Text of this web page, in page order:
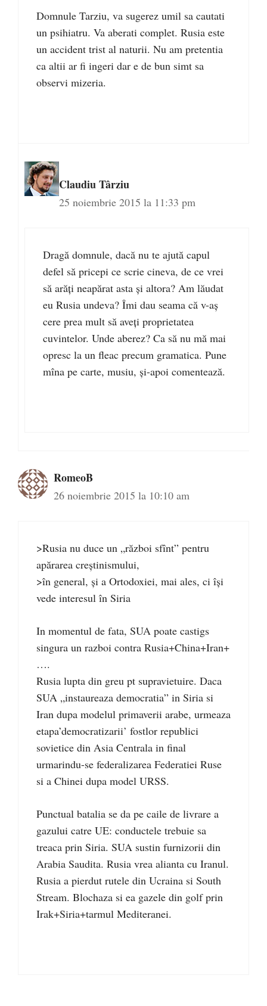
Domnule Tarziu, va sugerez umil sa cautati
un psihiatru. Va aberati complet. Rusia este
un accident trist al naturii. Nu am pretentia
ca altii ar fi ingeri dar e de bun simt sa
observi mizeria.
Claudiu Târziu
25 noiembrie 2015 la 11:33 pm
Dragă domnule, dacă nu te ajută capul
defel să pricepi ce scrie cineva, de ce vrei
să arăţi neapărat asta şi altora? Am lăudat
eu Rusia undeva? Îmi dau seama că v-aş
cere prea mult să aveţi proprietatea
cuvintelor. Unde aberez? Ca să nu mă mai
opresc la un fleac precum gramatica. Pune
mîna pe carte, musiu, şi-apoi comentează.
RomeoB
26 noiembrie 2015 la 10:10 am
>Rusia nu duce un „război sfînt” pentru
apărarea creştinismului,
>în general, şi a Ortodoxiei, mai ales, ci îşi
vede interesul în Siria
In momentul de fata, SUA poate castigs
singura un razboi contra Rusia+China+Iran+
….
Rusia lupta din greu pt supravietuire. Daca
SUA „instaureaza democratia” in Siria si
Iran dupa modelul primaverii arabe, urmeaza
etapa’democratizarii’ fostlor republici
sovietice din Asia Centrala in final
urmarindu-se federalizarea Federatiei Ruse
si a Chinei dupa model URSS.
Punctual batalia se da pe caile de livrare a
gazului catre UE: conductele trebuie sa
treaca prin Siria. SUA sustin furnizorii din
Arabia Saudita. Rusia vrea alianta cu Iranul.
Rusia a pierdut rutele din Ucraina si South
Stream. Blochaza si ea gazele din golf prin
Irak+Siria+tarmul Mediteranei.